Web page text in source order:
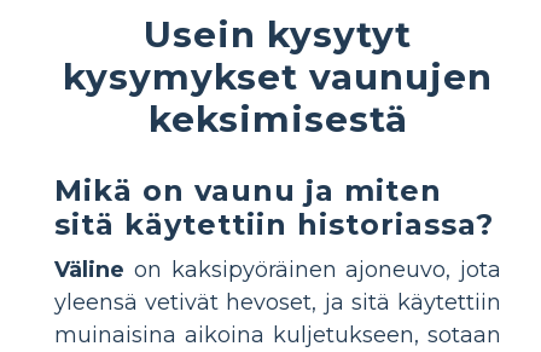
Usein kysytyt
kysymykset vaunujen
keksimisestä
Mikä on vaunu ja miten
sitä käytettiin historiassa?
Väline on kaksipyöräinen ajoneuvo, jota
yleensä vetivät hevoset, ja sitä käytettiin
muinaisina aikoina kuljetukseen, sotaan